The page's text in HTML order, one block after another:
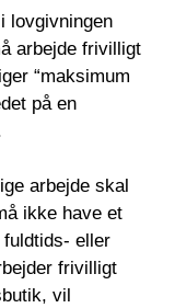
lovgivningen
arbejde frivilligt
“maksimum
på en
arbejde skal
ikke have et
eller
frivilligt
vil